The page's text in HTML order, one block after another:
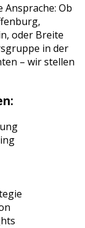
Ob
,
, oder Breite
in der
– wir stellen